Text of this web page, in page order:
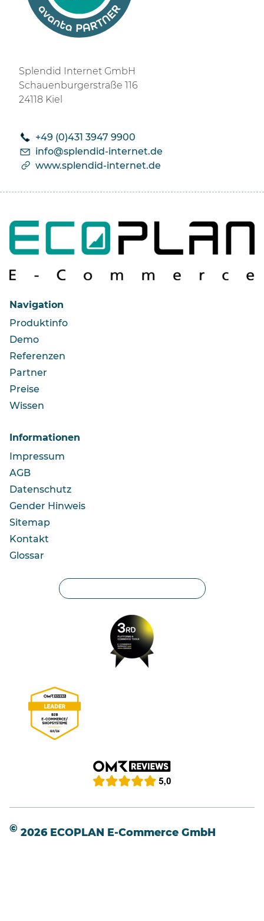
Splendid Internet GmbH
Schauenburgerstraße 116
24118 Kiel
+49 (0)431 3947 9900
nf
spl nd d- nt rn t d
www.splendid-internet.de
Navigation
Produktinfo
Demo
Referenzen
Partner
Preise
Wissen
Informationen
Impressum
AGB
Datenschutz
Gender Hinweis
Sitemap
Kontakt
Glossar
© 2026 ECOPLAN E-Commerce GmbH